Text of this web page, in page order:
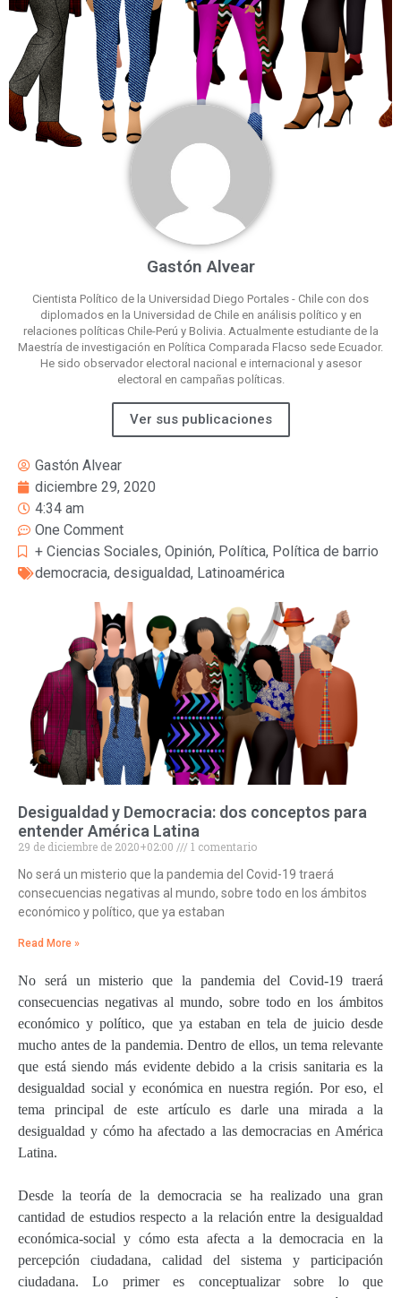
Gastón Alvear
Cientista Político de la Universidad Diego Portales - Chile con dos
diplomados en la Universidad de Chile en análisis político y en
relaciones políticas Chile-Perú y Bolivia. Actualmente estudiante de la
Maestría de investigación en Política Comparada Flacso sede Ecuador.
He sido observador electoral nacional e internacional y asesor
electoral en campañas políticas.
Ver sus publicaciones
Gastón Alvear
diciembre 29, 2020
4:34 am
One Comment
+ Ciencias Sociales, Opinión, Política, Política de barrio
democracia, desigualdad, Latinoamérica
Desigualdad y Democracia: dos conceptos para
entender América Latina
29 de diciembre de 2020+02:00
1 comentario
No será un misterio que la pandemia del Covid-19 traerá
consecuencias negativas al mundo, sobre todo en los ámbitos
económico y político, que ya estaban
Read More »
No será un misterio que la pandemia del Covid-19 traerá
consecuencias negativas al mundo, sobre todo en los ámbitos
económico y político, que ya estaban en tela de juicio desde
mucho antes de la pandemia. Dentro de ellos, un tema relevante
que está siendo más evidente debido a la crisis sanitaria es la
desigualdad social y económica en nuestra región. Por eso, el
tema principal de este artículo es darle una mirada a la
desigualdad y cómo ha afectado a las democracias en América
Latina.
Desde la teoría de la democracia se ha realizado una gran
cantidad de estudios respecto a la relación entre la desigualdad
económica-social y cómo esta afecta a la democracia en la
percepción ciudadana, calidad del sistema y participación
ciudadana. Lo primer es conceptualizar sobre lo que